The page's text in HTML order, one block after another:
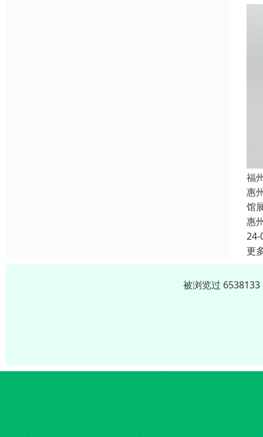
福
惠
馆
惠
24-
更
被浏览过